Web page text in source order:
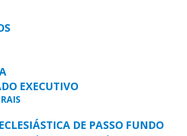
EXECUTIVO
DE PASSO FUNDO